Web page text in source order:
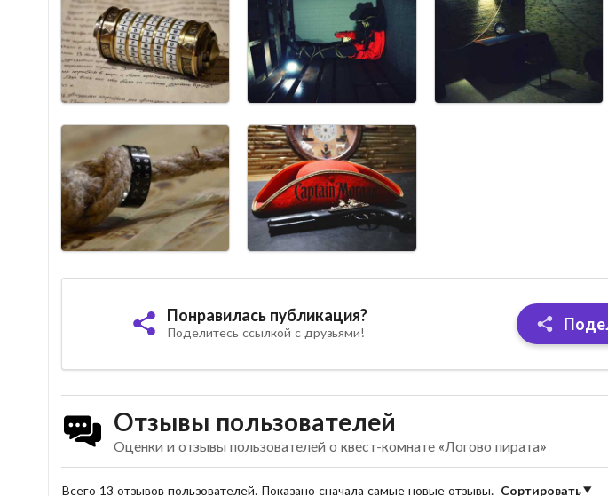
Понравилась публикация?
Поделитесь ссылкой с друзьями!
Отзывы пользователей
Оценки и отзывы пользователей о квест-комнате «Логово пирата»
Всего 13 отзывов пользователей. Показано сначала самые новые отзывы. Сортировать